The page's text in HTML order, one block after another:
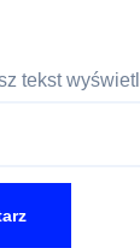
tekst